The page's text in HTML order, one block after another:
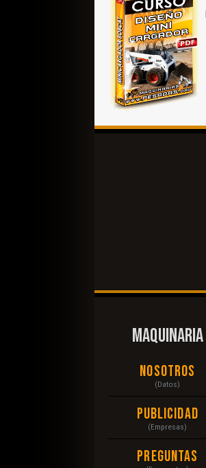
MAQUINARIA
Nosotros
(Datos)
Publicidad
(Empresas)
Preguntas